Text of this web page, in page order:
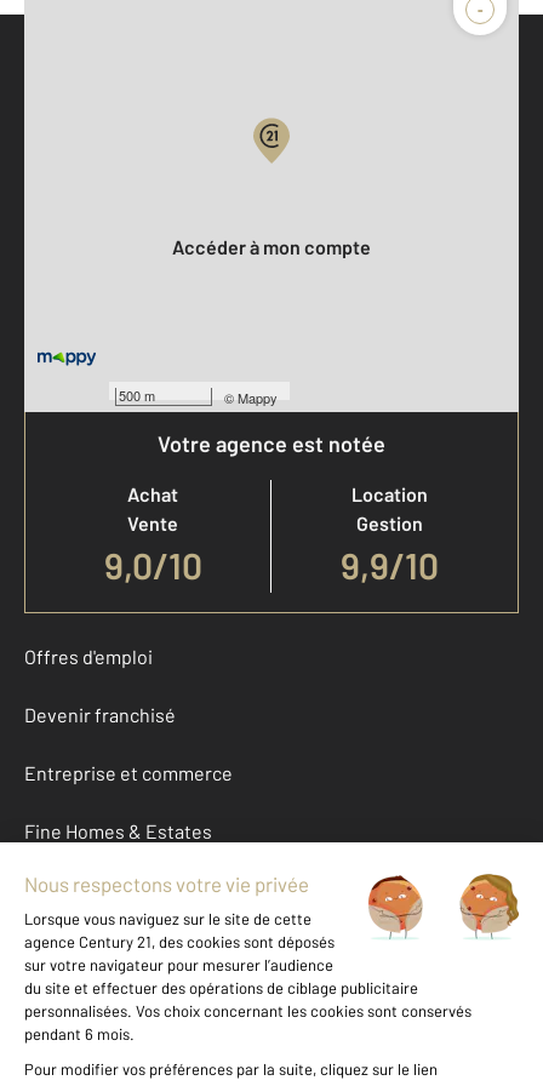
-
500 m ©Mappy
Accéder à mon compte
Votre agence est notée
Achat
Vente
9,0/10
Location
Gestion
9,9/10
Offres d'emploi
Devenir franchisé
Entreprise et commerce
Fine Homes & Estates
À propos
International
Nous contacter